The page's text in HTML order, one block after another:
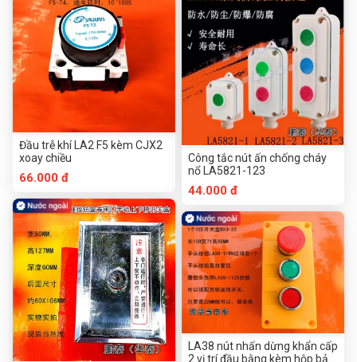
Đầu trễ khí LA2 F5 kèm CJX2
xoay chiều
66.000 đ
Công tắc nút ấn chống cháy
nổ LA5821-123
44.000 đ
LA38 nút nhấn dừng khẩn cấp
2 vị trí đầu bằng kèm hộp bảo